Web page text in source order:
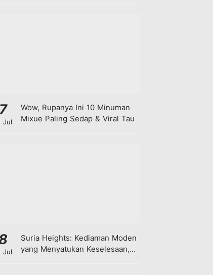
7
Jul
Wow, Rupanya Ini 10 Minuman
Mixue Paling Sedap & Viral Tau
Jul
Suria Heights: Kediaman Moden
yang Menyatukan Keselesaan,